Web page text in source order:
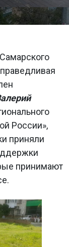
России»,
приняли
принимают